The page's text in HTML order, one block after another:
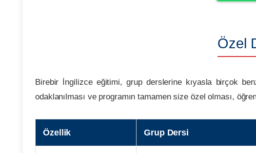
Özel
Birebir İngilizce eğitimi, grup derslerine kıyasla birçok
odaklanılması ve programın tamamen size özel olması,
Özellik Grup Dersi